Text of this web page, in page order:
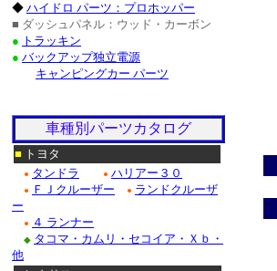
◆ ハイドロ パーツ：プロホッパー
■ ダッシュパネル：ウッド・カーボン
● トラッキン
● バックアップ独立電源
キャンピングカー パーツ
車種別パーツカタログ
■ トヨタ
● タンドラ ● ハリアー３０
● ＦＪクルーザー ● ランドクルーザ
ー
● ４ ランナー
◆ タコマ・カムリ・セコイア・Ｘｂ・
他